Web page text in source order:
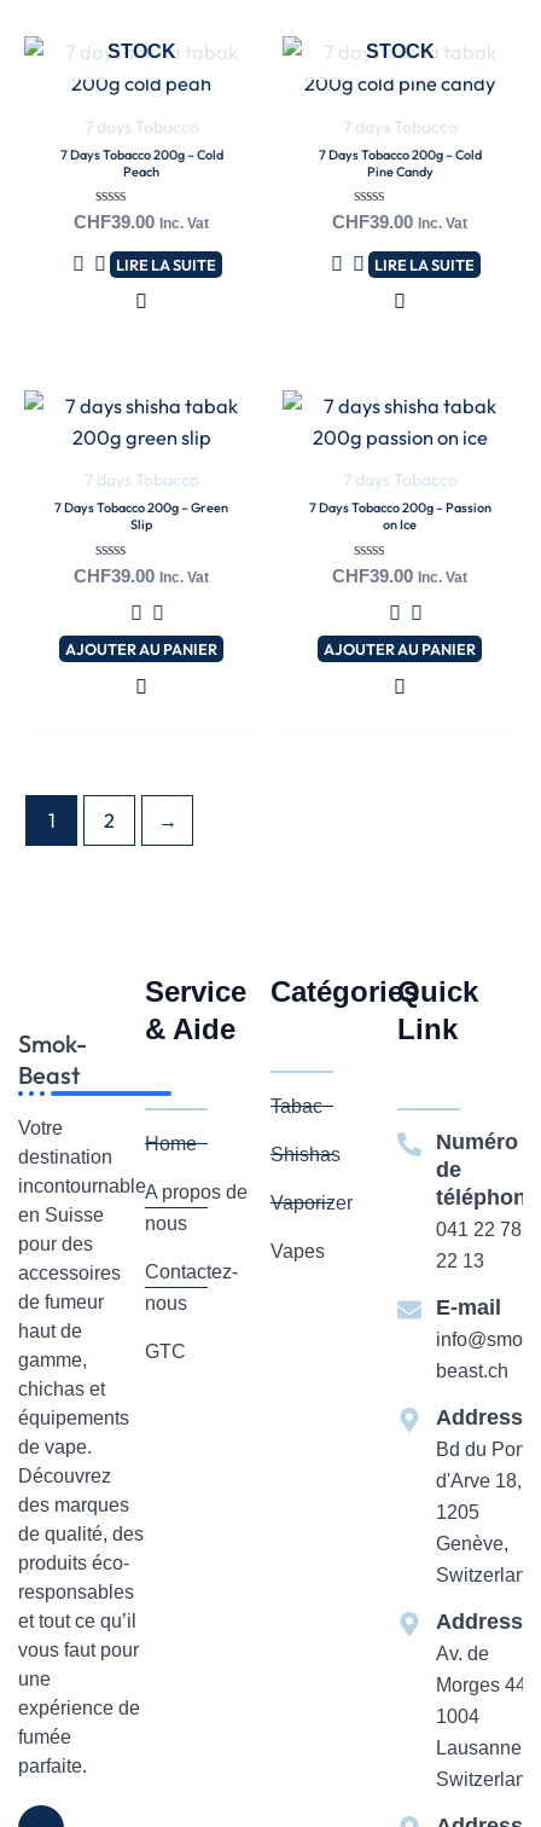
STOCK
7 days Tobacco
7 Days Tobacco 200g – Cold
Peach
Note
sur
5
CHF39.00 Inc. Vat
LIRE LA SUITE
STOCK
7 days Tobacco
7 Days Tobacco 200g – Cold
Pine Candy
Note
sur
5
CHF39.00 Inc. Vat
LIRE LA SUITE
7 days Tobacco
7 Days Tobacco 200g – Green
Slip
Note
CHF39.00 Inc. Vat
AJOUTER AU PANIER
7 days Tobacco
7 Days Tobacco 200g – Passion
on Ice
Note
CHF39.00 Inc. Vat
AJOUTER AU PANIER
1 2 →
Smok-
Beast
Votre
destination
incontournable
en Suisse
pour des
accessoires
de fumeur
haut de
gamme,
chichas et
équipements
de vape.
Découvrez
des marques
de qualité, des
produits éco-
responsables
et tout ce qu’il
vous faut pour
une
expérience de
fumée
parfaite.
Service
& Aide
Home
A propos de
nous
Contactez-
nous
GTC
Catégories
Tabac
Shishas
Vaporizer
Vapes
Quick
Link
Numéro
de
téléphone
041 22 782
22 13
E-mail
info@smok-
beast.ch
Addresse
Bd du Pont-
d'Arve 18,
1205
Genève,
Switzerland
Addresse
Av. de
Morges 44
1004
Lausanne,
Switzerland